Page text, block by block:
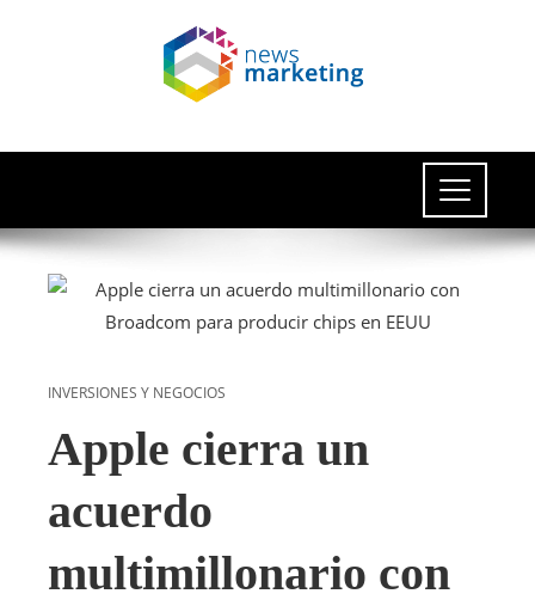
INVERSIONES Y NEGOCIOS
Apple cierra un
acuerdo
multimillonario con